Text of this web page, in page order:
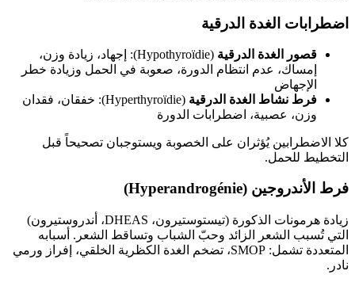
اضطرابات الغدة الدرقية
قصور الغدة الدرقية
(Hypothyroïdie): إجهاد، زيادة وزن،
إمساك، عدم انتظام الدورة، صعوبة في الحمل وزيادة خطر
الإجهاض
فرط نشاط الغدة الدرقية
(Hyperthyroïdie): خفقان، فقدان
وزن، عصبية، اضطرابات الدورة
كلا الاضطرابين يُؤثران على الخصوبة ويستوجبان تصحيحاً قبل
التخطيط للحمل.
فرط الأندروجين (Hyperandrogénie)
زيادة هرمونات الذكورة (تيستوستيرون، DHEAS، أندروستيرون)
التي تُسبب الشعر الزائد وحبّ الشباب وتساقط الشعر. أسبابه
المتعددة تشمل: SMOP، تضخم الغدة الكظرية الخلقي، إفراز ورمي
نادر.